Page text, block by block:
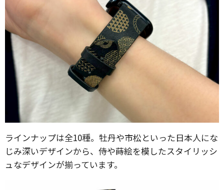
ラインナップは全10種。牡丹や市松といった日本人にな
じみ深いデザインから、侍や蒔絵を模したスタイリッシ
ュなデザインが揃っています。